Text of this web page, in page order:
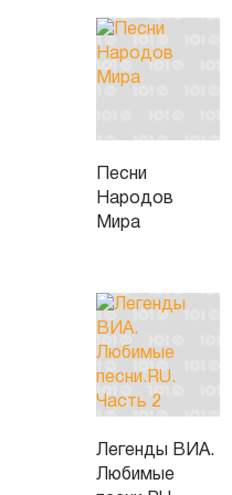
Песни
Народов
Мира
Легенды ВИА.
Любимые